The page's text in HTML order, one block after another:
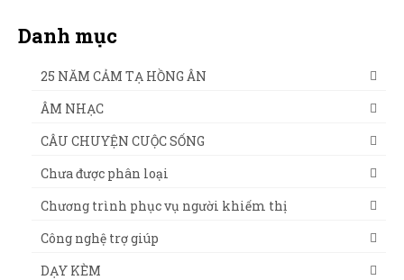
Danh mục
25 NĂM CẢM TẠ HỒNG ÂN
ÂM NHẠC
CÂU CHUYỆN CUỘC SỐNG
Chưa được phân loại
Chương trình phục vụ người khiếm thị
Công nghệ trợ giúp
DẠY KÈM